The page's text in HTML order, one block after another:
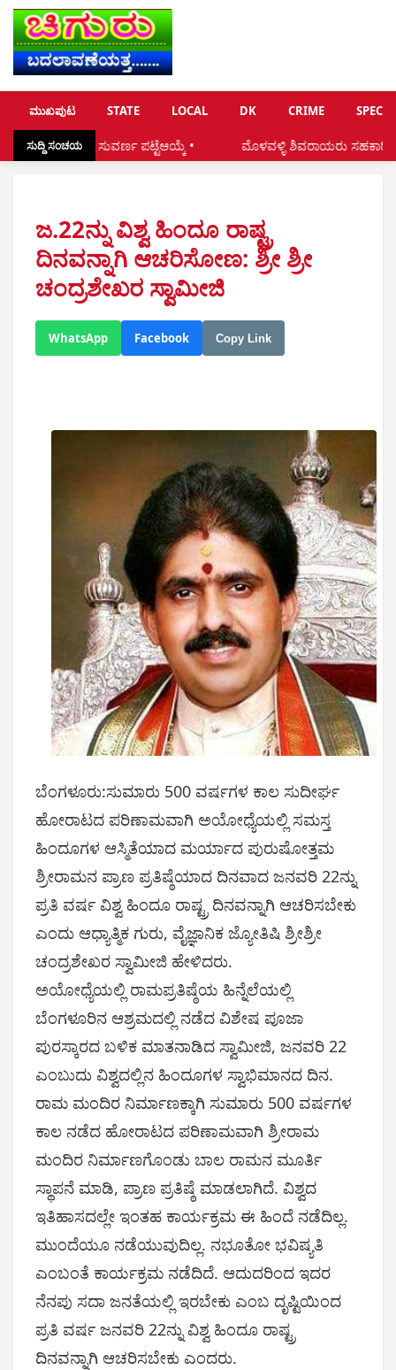
ಮುಖಪುಟ STATE LOCAL DK CRIME
ಸುದ್ದಿ ಸಂಚಯ
ಸುವರ್ಣ ಪಟ್ಟೆಆಯ್ಕೆ • ಮೊಳವಳ್ಳಿ ಶಿವರಾಯರು ಸಹಕಾರಿ ಸಂಘದ
ಜ.22ನ್ನು ವಿಶ್ವ ಹಿಂದೂ ರಾಷ್ಟ್ರ
ದಿನವನ್ನಾಗಿ ಆಚರಿಸೋಣ: ಶ್ರೀ ಶ್ರೀ
ಚಂದ್ರಶೇಖರ ಸ್ವಾಮೀಜಿ
WhatsApp Facebook Copy Link
ಬೆಂಗಳೂರು:ಸುಮಾರು 500 ವರ್ಷಗಳ ಕಾಲ ಸುದೀರ್ಘ
ಹೋರಾಟದ ಪರಿಣಾಮವಾಗಿ ಅಯೋಧ್ಯೆಯಲ್ಲಿ ಸಮಸ್ತ
ಹಿಂದೂಗಳ ಆಸ್ಮಿತೆಯಾದ ಮರ್ಯಾದ ಪುರುಷೋತ್ತಮ
ಶ್ರೀರಾಮನ ಪ್ರಾಣ ಪ್ರತಿಷ್ಠೆಯಾದ ದಿನವಾದ ಜನವರಿ 22ನ್ನು
ಪ್ರತಿ ವರ್ಷ ವಿಶ್ವ ಹಿಂದೂ ರಾಷ್ಟ್ರ ದಿನವನ್ನಾಗಿ ಆಚರಿಸಬೇಕು
ಎಂದು ಆಧ್ಯಾತ್ಮಿಕ ಗುರು, ವೈಜ್ಞಾನಿಕ ಜ್ಯೋತಿಷಿ ಶ್ರೀಶ್ರೀ
ಚಂದ್ರಶೇಖರ ಸ್ವಾಮೀಜಿ ಹೇಳಿದರು.
ಅಯೋಧ್ಯೆಯಲ್ಲಿ ರಾಮಪ್ರತಿಷ್ಠೆಯ ಹಿನ್ನೆಲೆಯಲ್ಲಿ
ಬೆಂಗಳೂರಿನ ಆಶ್ರಮದಲ್ಲಿ ನಡೆದ ವಿಶೇಷ ಪೂಜಾ
ಪುರಸ್ಕಾರದ ಬಳಿಕ ಮಾತನಾಡಿದ ಸ್ವಾಮೀಜಿ, ಜನವರಿ 22
ಎಂಬುದು ವಿಶ್ವದಲ್ಲಿನ ಹಿಂದೂಗಳ ಸ್ವಾಭಿಮಾನದ ದಿನ.
ರಾಮ ಮಂದಿರ ನಿರ್ಮಾಣಕ್ಕಾಗಿ ಸುಮಾರು 500 ವರ್ಷಗಳ
ಕಾಲ ನಡೆದ ಹೋರಾಟದ ಪರಿಣಾಮವಾಗಿ ಶ್ರೀರಾಮ
ಮಂದಿರ ನಿರ್ಮಾಣಗೊಂಡು ಬಾಲ ರಾಮನ ಮೂರ್ತಿ
ಸ್ಥಾಪನೆ ಮಾಡಿ, ಪ್ರಾಣ ಪ್ರತಿಷ್ಠೆ ಮಾಡಲಾಗಿದೆ. ವಿಶ್ವದ
ಇತಿಹಾಸದಲ್ಲೇ ಇಂತಹ ಕಾರ್ಯಕ್ರಮ ಈ ಹಿಂದೆ ನಡೆದಿಲ್ಲ.
ಮುಂದೆಯೂ ನಡೆಯುವುದಿಲ್ಲ. ನಭೂತೋ ಭವಿಷ್ಯತಿ
ಎಂಬಂತೆ ಕಾರ್ಯಕ್ರಮ ನಡೆದಿದೆ. ಆದುದರಿಂದ ಇದರ
ನೆನಪು ಸದಾ ಜನತೆಯಲ್ಲಿ ಇರಬೇಕು ಎಂಬ ದೃಷ್ಟಿಯಿಂದ
ಪ್ರತಿ ವರ್ಷ ಜನವರಿ 22ನ್ನು ವಿಶ್ವ ಹಿಂದೂ ರಾಷ್ಟ್ರ
ದಿನವನ್ನಾಗಿ ಆಚರಿಸಬೇಕು ಎಂದರು.